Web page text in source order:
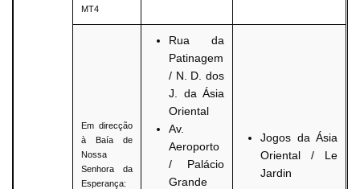
MT4
Em direcção
à Baía de
Nossa
Senhora da
Esperança:
Rua da
Patinagem
/ N. D. dos
J. da Ásia
Oriental
Av.
Aeroporto
/ Palácio
Grande
Jogos da Ásia
Oriental / Le
Jardin